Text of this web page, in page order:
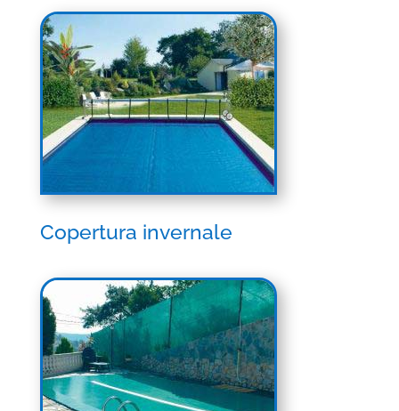
Copertura invernale